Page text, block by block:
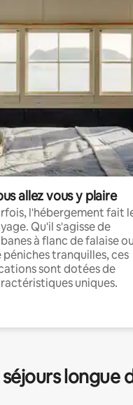
allez vous y plaire
l'hébergement fait
Qu'il s'agisse de
à flanc de falaise ou
péniches tranquilles, ces
sont dotées de
uniques.
longue